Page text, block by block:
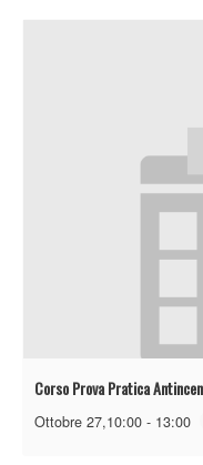
Corso Prova Pratica
Ottobre 27,10:00 - 13:00